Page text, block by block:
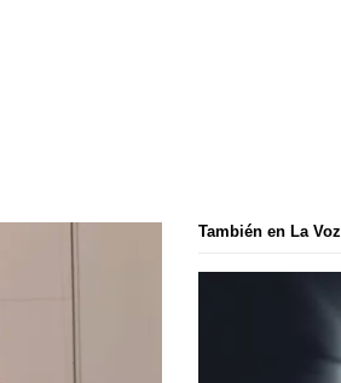
También en La Voz